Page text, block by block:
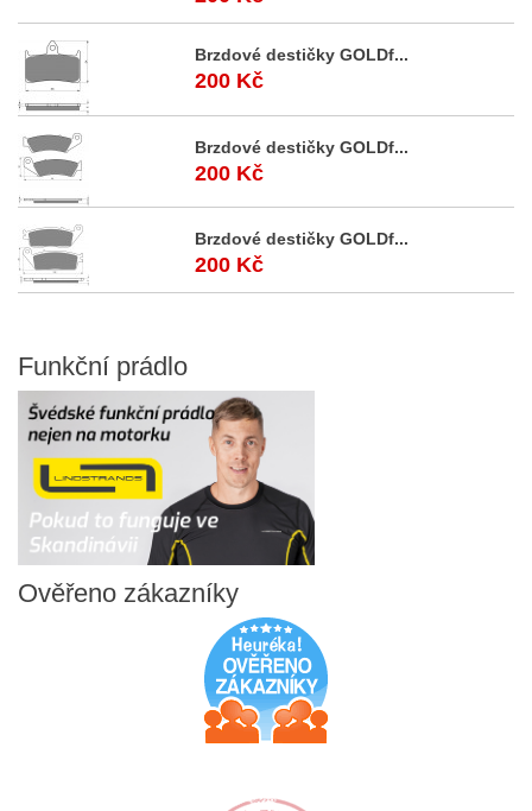
Brzdové destičky GOLDf...
200 Kč
Brzdové destičky GOLDf...
200 Kč
Brzdové destičky GOLDf...
200 Kč
Funkční prádlo
Ověřeno zákazníky